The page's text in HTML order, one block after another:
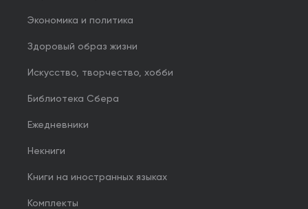
Экономика и политика
Здоровый образ жизни
Искусство, творчество, хобби
Библиотека Сбера
Ежедневники
Некниги
Книги на иностранных языках
Комплекты